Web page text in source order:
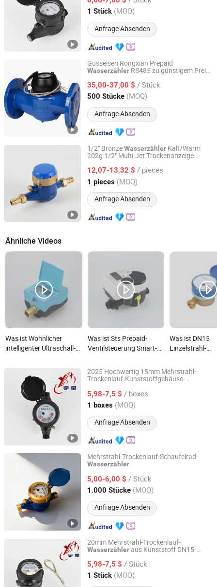
1 Stück (MOQ)
Anfrage Absenden
Zhejiang, China Seit 2024
Gusseisen Rongxian Prepaid
Wasserzähler RS485 zu günstigem Preis
35,00-37,00 $ / Stück
500 Stücke (MOQ)
Anfrage Absenden
Shandong Rongxian Instrument Technology Co., Ltd.
Shandong, China Seit 2025
1/2" BronzeWasserzähler Kalt/Warm
202g 1/2" Multi-Jet Trockenanzeige
Messing
12,07-13,32 $ / pieces
1 pieces (MOQ)
Anfrage Absenden
Ningbo Yuxing Water Meter Company Limited
Zhejiang, China Seit 2024
Ähnliche Videos
Was ist Wohnlicher
intelligenter Ultraschall-
Was ist Sts Prepaid-
Ventilsteuerung Smart-
Was ist DN15
Einzelstrahl-
Messing für
und
2025 Hochwertig 15mm Mehrstrahl-
Trockenlauf-Kunststoffgehäuse-
5,98-7,5 $ / boxes
1 boxes (MOQ)
Anfrage Absenden
Ningbo Yuxing Water Meter Company Limited
Zhejiang, China Seit 2024
Mehrstrahl-Trockenlauf-Schaufelrad-
Wasserzähler
5,00-6,00 $ / Stück
1.000 Stücke (MOQ)
Anfrage Absenden
Ningbo Xingyuan Meter Technology Co., Ltd.
Zhejiang, China Seit 2021
20mm Mehrstrahl-Trockenlauf-
Wasserzähler aus Kunststoff DN15-
5,98-7,5 $ / Stück
1 Stück (MOQ)
Ningbo Yuxing Water Meter Company Limited
Zhejiang, China Seit 2024